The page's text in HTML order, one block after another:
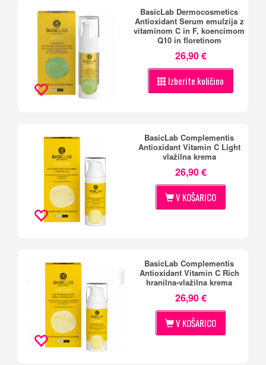
BasicLab Dermocosmetics
Antioxidant Serum emulzija z
vitaminom C in F, koencimom
Q10 in floretinom
26,90 €
Izberite količino
BasicLab Complementis
Antioxidant Vitamin C Light
vlažilna krema
26,90 €
V KOŠARICO
BasicLab Complementis
Antioxidant Vitamin C Rich
hranilna-vlažilna krema
26,90 €
V KOŠARICO